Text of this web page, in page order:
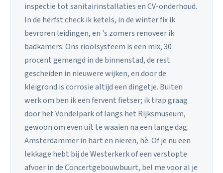
inspectie tot sanitairinstallaties en CV-onderhoud.
In de herfst check ik ketels, in de winter fix ik
bevroren leidingen, en 's zomers renoveer ik
badkamers. Ons rioolsysteem is een mix, 30
procent gemengd in de binnenstad, de rest
gescheiden in nieuwere wijken, en door de
kleigrond is corrosie altijd een dingetje. Buiten
werk om ben ik een fervent fietser; ik trap graag
door het Vondelpark of langs het Rijksmuseum,
gewoon om even uit te waaien na een lange dag.
Amsterdammer in hart en nieren, hè. Of je nu een
lekkage hebt bij de Westerkerk of een verstopte
afvoer in de Concertgebouwbuurt, bel me voor al je